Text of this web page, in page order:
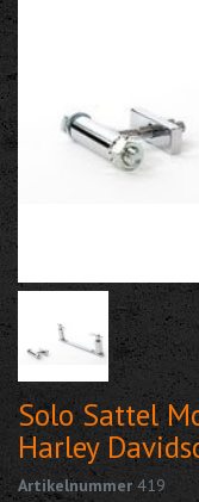
Solo Sattel
Harley
Artikelnummer419